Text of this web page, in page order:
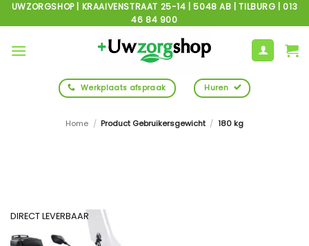
Ga
naar
inhoud
UWZORGSHOP | KRAAIVENSTRAAT 25-14 | 5048 AB | TILBURG | 013
46 84 900
Werkplaats afspraak Huren
Home / Product Gebruikersgewicht / 180 kg
DIRECT LEVERBAAR